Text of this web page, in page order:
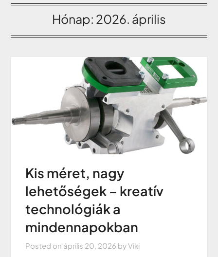
Hónap: 2026. április
Kis méret, nagy
lehetőségek – kreatív
technológiák a
mindennapokban
Posted on április 20, 2026 byViki